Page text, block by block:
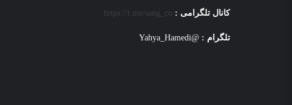
کانال تلگرامی : https://t.me/sang_co
تلگرام : @Yahya_Hamedi